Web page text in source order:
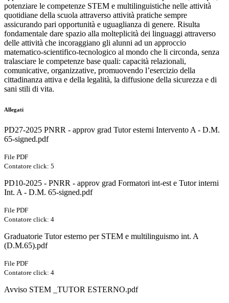
potenziare le competenze STEM e multilinguistiche nelle attività
quotidiane della scuola attraverso attività pratiche sempre
assicurando pari opportunità e uguaglianza di genere. Risulta
fondamentale dare spazio alla molteplicità dei linguaggi attraverso
delle attività che incoraggiano gli alunni ad un approccio
matematico-scientifico-tecnologico al mondo che li circonda, senza
tralasciare le competenze base quali: capacità relazionali,
comunicative, organizzative, promuovendo l’esercizio della
cittadinanza attiva e della legalità, la diffusione della sicurezza e di
sani stili di vita.
Allegati
PD27-2025 PNRR - approv grad Tutor esterni Intervento A - D.M.
65-signed.pdf
File PDF
Contatore click: 5
PD10-2025 - PNRR - approv grad Formatori int-est e Tutor interni
Int. A - D.M. 65-signed.pdf
File PDF
Contatore click: 4
Graduatorie Tutor esterno per STEM e multilinguismo int. A
(D.M.65).pdf
File PDF
Contatore click: 4
Avviso STEM _TUTOR ESTERNO.pdf